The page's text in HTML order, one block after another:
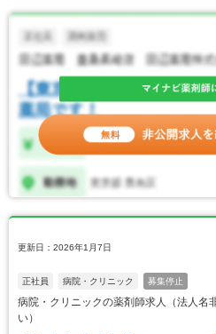
更新日：2026年1月7日
正社員 病院・クリニック 募集停止
病院・クリニックの薬剤師求人（法人
い）